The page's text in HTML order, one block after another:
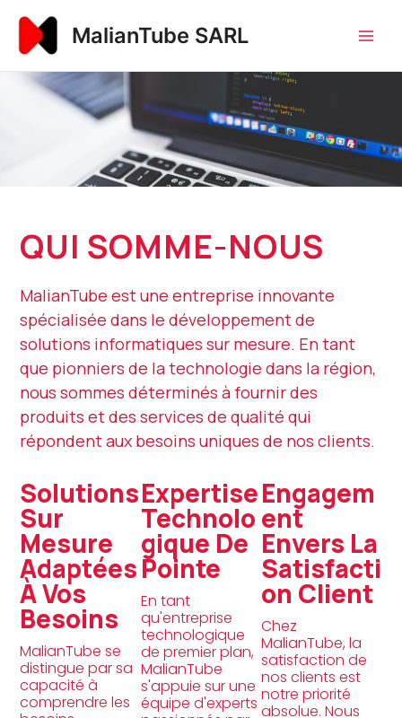
contenu
MalianTube SARL
QUI SOMME-NOUS
MalianTube est une entreprise innovante
spécialisée dans le développement de
solutions informatiques sur mesure. En tant
que pionniers de la technologie dans la région,
nous sommes déterminés à fournir des
produits et des services de qualité qui
répondent aux besoins uniques de nos clients.
Solutions
Sur
Mesure
Adaptées
À Vos
Besoins
MalianTube se
distingue par sa
capacité à
comprendre les
Expertise
Technolo
Gique De
Pointe
En tant
qu'entreprise
technologique
de premier plan,
MalianTube
s'appuie sur une
équipe d'experts
Engagem
Ent
Envers La
Satisfacti
On Client
Chez
MalianTube, la
satisfaction de
nos clients est
notre priorité
absolue. Nous